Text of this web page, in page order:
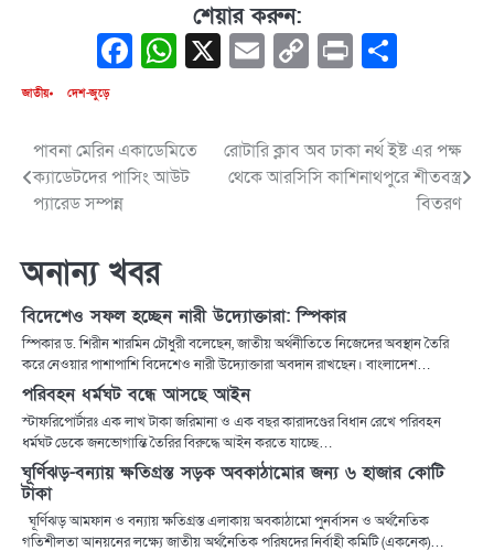
শেয়ার করুন:
Facebook
WhatsApp
X EmailCopy
Print
জাতীয় দেশ-জুড়ে
Post
navigation
পাবনা মেরিন একাডেমিতে
ক্যাডেটদের পাসিং আউট
প্যারেড সম্পন্ন
রোটারি ক্লাব অব ঢাকা নর্থ ইষ্ট এর পক্ষ
থেকে আরসিসি কাশিনাথপুরে শীতবস্ত্র
বিতরণ
অনান্য খবর
বিদেশেও সফল হচ্ছেন নারী উদ্যোক্তারা: স্পিকার
স্পিকার ড. শিরীন শারমিন চৌধুরী বলেছেন, জাতীয় অর্থনীতিতে নিজেদের অবস্থান তৈরি
করে নেওয়ার পাশাপাশি বিদেশেও নারী উদ্যোক্তারা অবদান রাখছেন। বাংলাদেশ…
পরিবহন ধর্মঘট বন্ধে আসছে আইন
স্টাফরিপোর্টারঃ এক লাখ টাকা জরিমানা ও এক বছর কারাদণ্ডের বিধান রেখে পরিবহন
ধর্মঘট ডেকে জনভোগান্তি তৈরির বিরুদ্ধে আইন করতে যাচ্ছে…
ঘূর্ণিঝড়-বন্যায় ক্ষতিগ্রস্ত সড়ক অবকাঠামোর জন্য ৬ হাজার কোটি
টাকা
ঘূর্ণিঝড় আমফান ও বন্যায় ক্ষতিগ্রস্ত এলাকায় অবকাঠামো পুনর্বাসন ও অর্থনৈতিক
গতিশীলতা আনয়নের লক্ষ্যে জাতীয় অর্থনৈতিক পরিষদের নির্বাহী কমিটি (একনেক)…